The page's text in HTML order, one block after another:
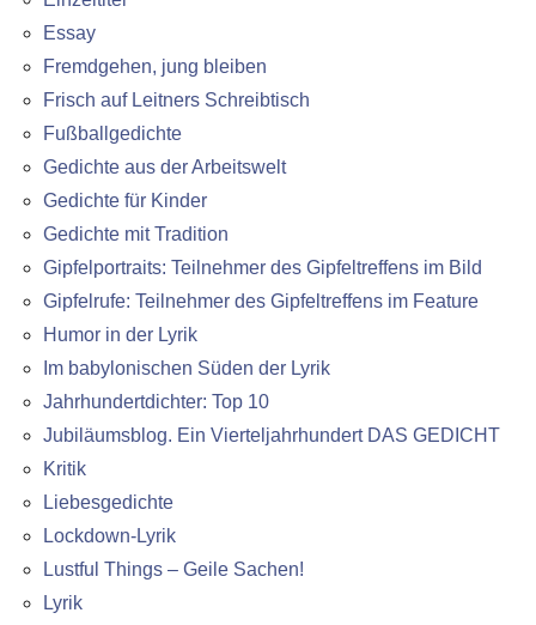
Essay
Fremdgehen, jung bleiben
Frisch auf Leitners Schreibtisch
Fußballgedichte
Gedichte aus der Arbeitswelt
Gedichte für Kinder
Gedichte mit Tradition
Gipfelportraits: Teilnehmer des Gipfeltreffens im Bild
Gipfelrufe: Teilnehmer des Gipfeltreffens im Feature
Humor in der Lyrik
Im babylonischen Süden der Lyrik
Jahrhundertdichter: Top 10
Jubiläumsblog. Ein Vierteljahrhundert DAS GEDICHT
Kritik
Liebesgedichte
Lockdown-Lyrik
Lustful Things – Geile Sachen!
Lyrik